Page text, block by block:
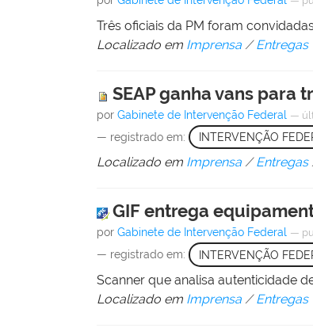
Três oficiais da PM foram
Localizado em Imprensa /Entregas
SEAP ganha vans para
por Gabinete de Intervenção Federal —
— registrado em: INTERVENÇÃO
Localizado em Imprensa /Entregas
GIF entrega
por Gabinete de Intervenção Federal —
— registrado em: INTERVENÇÃO
Scanner que analisa autenticidade
Localizado em Imprensa /Entregas